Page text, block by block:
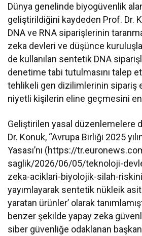
Dünya genelinde biyogüvenlik
geliştirildiğini kaydeden Prof. Dr.
DNA ve RNA siparişlerinin
zeka devleri ve düşünce
de kullanılan sentetik DNA
denetime tabi tutulmasını talep
tehlikeli gen dizilimlerinin sipariş
niyetli kişilerin eline geçmesini
Geliştirilen yasal düzenlemelere
Dr. Konuk, “Avrupa Birliği 2025
Yasası’nı (https://
saglik/2026/06/05/teknoloji-
zeka-aciklari-biyolojik-silah-
yayımlayarak sentetik nükleik
yaratan ürünler’ olarak
benzer şekilde yapay zeka
siber güvenliğe odaklanan